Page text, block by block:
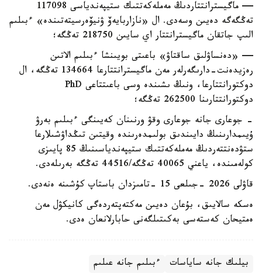
— ماگيسترانتتاردىڭ مەملەكەتتىك ستيپەندياسى 117098
تەڭگەگە دەيىن وسەدى. ال «نازاربايەۆ ۋنيۆەرسيتەتىندە» ءبىلىم
الىپ جاتقان ماگيسترانتتار اي سايىن 218750 تەڭگە؛
— «دەنساۋلىق ساقتاۋ» باعىتى بويىنشا ءبىلىم الاتىن
رەزيدەنت-دارىگەرلەر مەن ماگيسترانتتارعا 134664 تەڭگە، ال
دوكتورانتتارعا، ونىڭ ىشىندە وسى باعىتتاعى PhD
دوكتورانتتارىنا 262500 تەڭگە؛
- جوعارى جانە جوعارى وقۋ ورنىنان كەيىنگى ءبىلىم بەرۋ
ۇيىمدارىنىڭ دايىندىق بولىمدەرىندە وقيتىن تىڭداۋشىلارعا
ستۋدەنتتەردىڭ مەملەكەتتىك ستيپەندياسىنىڭ 85 پايىزى
كولەمىندە، ياعني 40065 تەڭگە/44516 تەڭگە بەرىلەدى.
قاۋلى 2026 -جىلعى 15 -تامىزدان باستاپ كۇشىنە ەنەدى.
ەسكە سالايىق، بۇعان دەيىن مەكتەپتەردەگى كانيكۋل مەن
ەمتيحان كەستەسى بەكىتىلگەنى حابارلانعان ەدى.
بيلىك جانە ساياسات ءبىلىم جانە عىلىم